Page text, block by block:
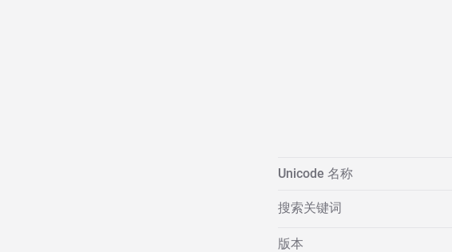
Unicode 名称
搜索关键词
版本